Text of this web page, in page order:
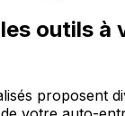
outils à
proposent